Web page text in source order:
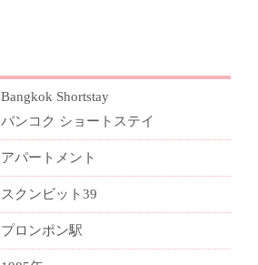
Bangkok Shortstay
バンコク ショートステイ
アパートメント
スクンビット39
プロンポン駅